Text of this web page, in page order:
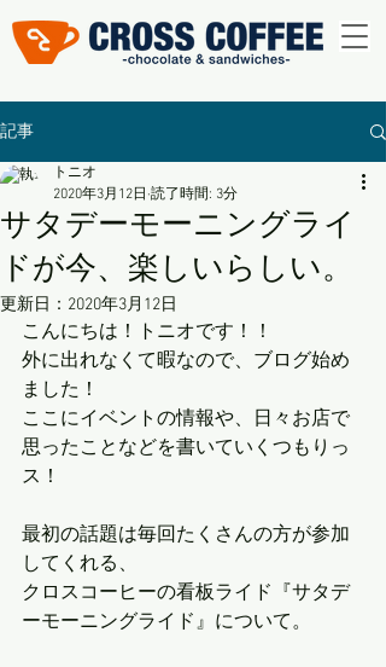
記事
サタデーモーニングライ
ドが今、楽しいらしい。
トニオ
2020年3月12日 読了時間: 3分
更新日： 2020年3月12日
こんにちは！トニオです！！
外に出れなくて暇なので、ブログ始め
ました！
ここにイベントの情報や、日々お店で
思ったことなどを書いていくつもりっ
ス！
最初の話題は毎回たくさんの方が参加
してくれる、
クロスコーヒーの看板ライド『サタデ
ーモーニングライド』について。